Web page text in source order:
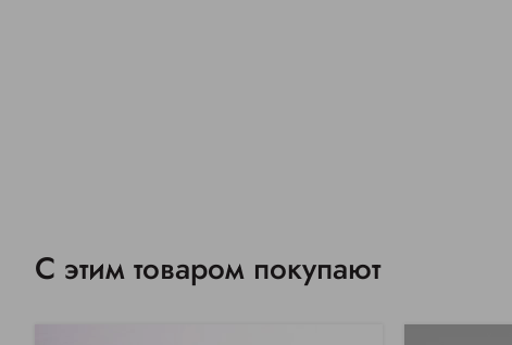
С этим товаром покупают